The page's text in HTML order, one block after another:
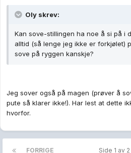
Oly skrev:
Kan sove-stillingen ha noe å si på i
alltid (så lenge jeg ikke er forkjølet)
sove på ryggen kanskje?
Jeg sover også på magen (prøver å
pute så klarer ikke!). Har lest at dette
hvorfor.
FORRIGE Side 1 av 2